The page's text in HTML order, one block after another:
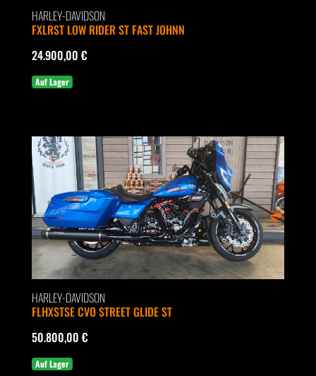
HARLEY-DAVIDSON
FXLRST LOW RIDER ST FAST JOHNN
24.900,00 €
Auf Lager
HARLEY-DAVIDSON
FLHXSTSE CVO STREET GLIDE ST
50.800,00 €
Auf Lager